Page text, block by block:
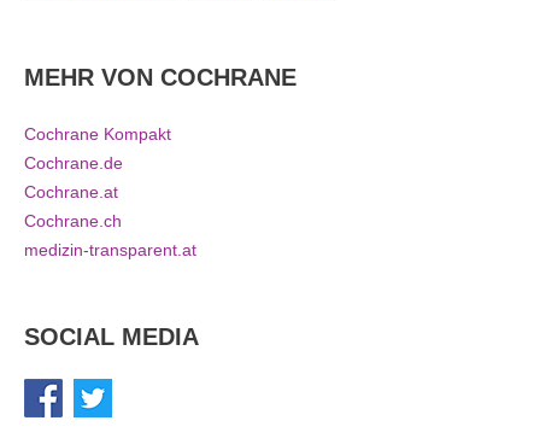
MEHR VON COCHRANE
Cochrane Kompakt
Cochrane.de
Cochrane.at
Cochrane.ch
medizin-transparent.at
SOCIAL MEDIA